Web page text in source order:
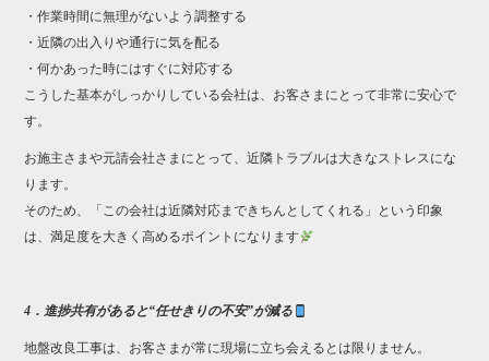
・作業時間に無理がないよう調整する
・近隣の出入りや通行に気を配る
・何かあった時にはすぐに対応する
こうした基本がしっかりしている会社は、お客さまにとって非常に安心で
す。
お施主さまや元請会社さまにとって、近隣トラブルは大きなストレスにな
ります。
そのため、「この会社は近隣対応まできちんとしてくれる」という印象
は、満足度を大きく高めるポイントになります
4．進捗共有があると“任せきりの不安”が減る
地盤改良工事は、お客さまが常に現場に立ち会えるとは限りません。